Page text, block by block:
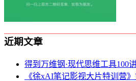
近期文章
得到万维钢·现代思维⼯具100
《徐xAI笔记影视大片特训营